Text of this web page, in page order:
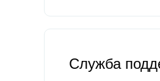
Служба